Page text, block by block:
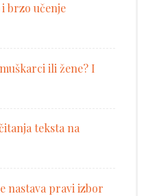
i brzo učenje
ili žene? I
teksta na
nastava pravi izbor